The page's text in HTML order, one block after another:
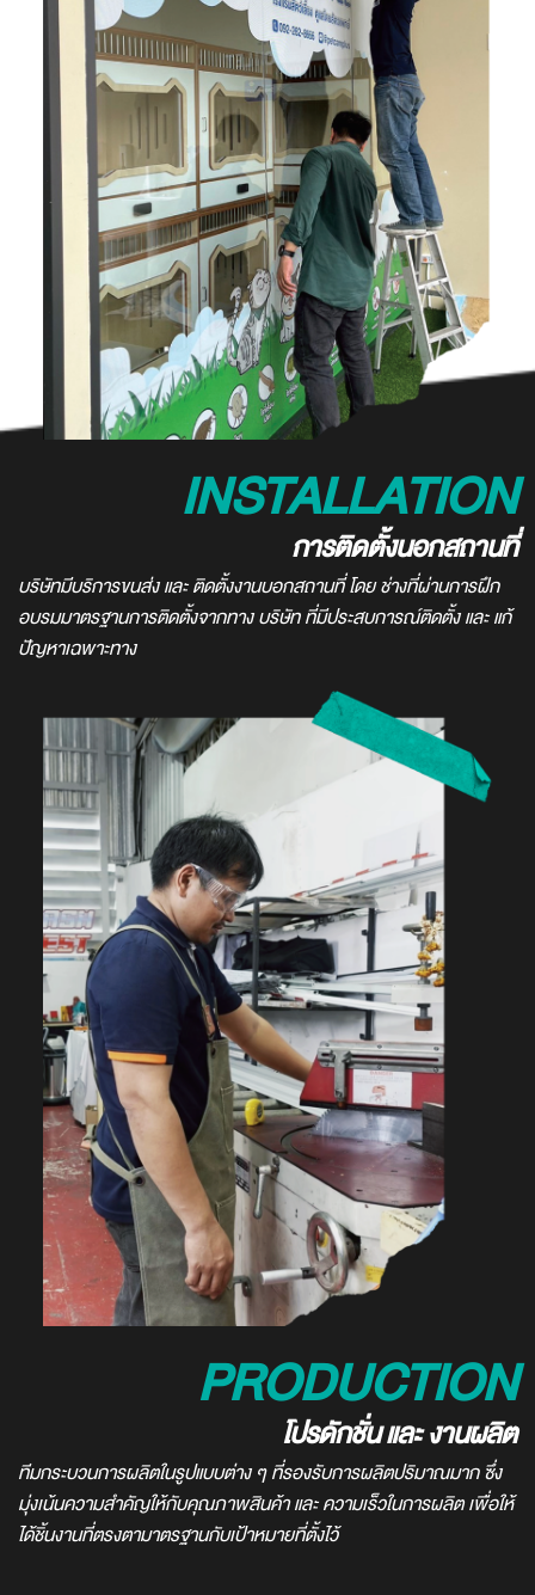
INSTALLATION
การติดตั้งนอกสถานที่
บริษัทมีบริการขนส่ง และ ติดตั้งงานบอกสถานที่ โดย ช่างที่ผ่านการฝึก
อบรมมาตรฐานการติดตั้งจากทาง บริษัท ที่มีประสบการณ์ติดตั้ง และ แก้
ปัญหาเฉพาะทาง
PRODUCTION
โปรดักชั่น และ งานผลิต
ทีมกระบวนการผลิตในรูปแบบต่าง ๆ ที่รองรับการผลิตปริมาณมาก ซึ่ง
มุ่งเน้นความสำคัญให้กับคุณภาพสินค้า และ ความเร็วในการผลิต เพื่อให้
ได้ชิ้นงานที่ตรงตามาตรฐานกับเป้าหมายที่ตั้งไว้